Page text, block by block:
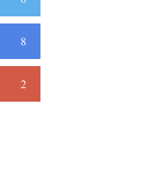
8
2